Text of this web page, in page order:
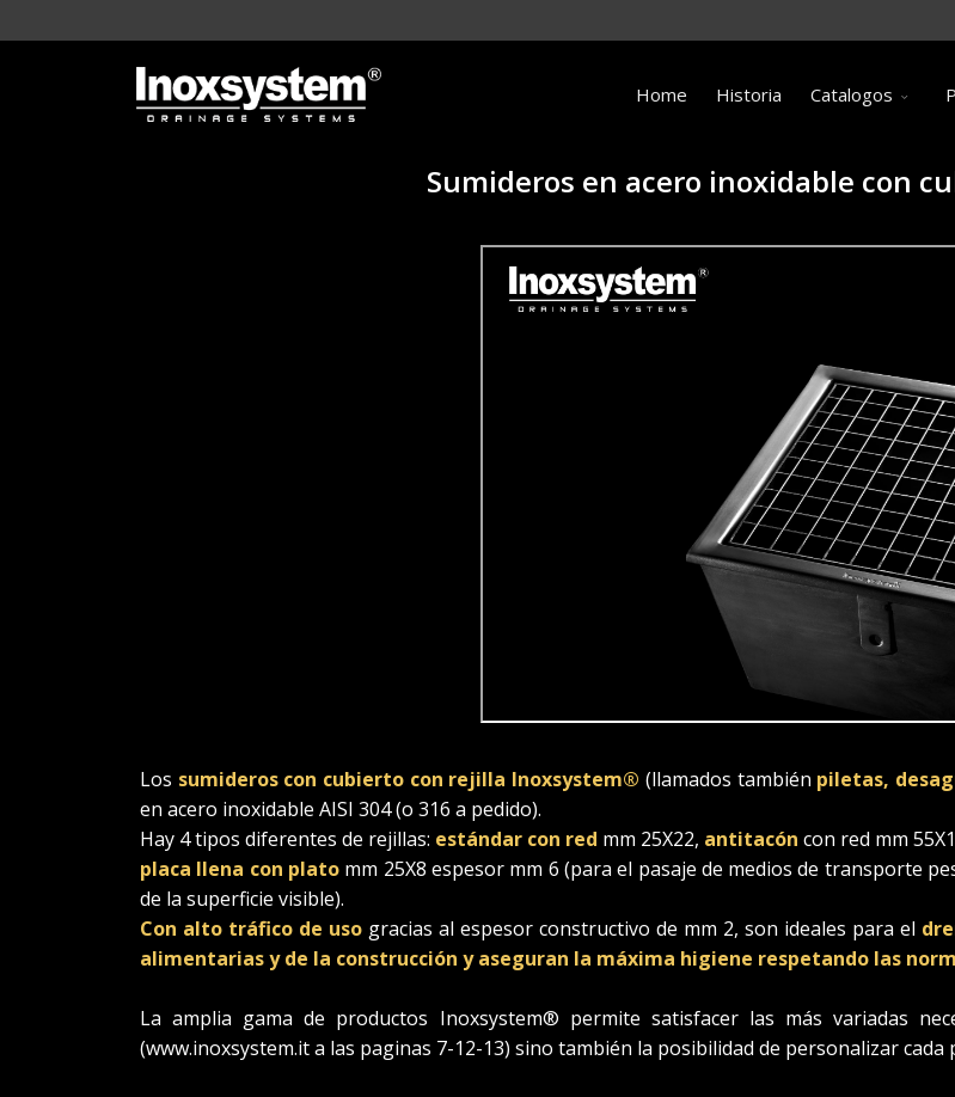
Home Historia Catalogos
Sumideros en acero inoxidable con
Los sumideros con cubierto con rejilla Inoxsystem® (llamados también piletas,
en acero inoxidable AISI 304 (o 316 a pedido).
Hay 4 tipos diferentes de rejillas: estándar con red mm 25X22, antitacón con red mm
placa llena con plato mm 25X8 espesor mm 6 (para el pasaje de medios de transporte
de la superficie visible).
Con alto tráfico de uso gracias al espesor constructivo de mm 2, son ideales para el
alimentarias y de la construcción y aseguran la máxima higiene respetando las
La amplia gama de productos Inoxsystem® permite satisfacer las más variadas
(www.inoxsystem.it a las paginas 7-12-13) sino también la posibilidad de personalizar cada